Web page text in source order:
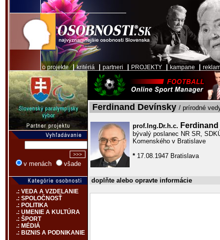
o projekte|kritériá partneri PROJEKTY kampane
v menách všade
.: VEDA A VZDELANIE
.: SPOLOČNOSŤ
.: POLITIKA
.: UMENIE A KULTÚRA
.: ŠPORT
.: MÉDIÁ
.: BIZNIS A PODNIKANIE
Ferdinand Devínsky / prírodné
prof.Ing.Dr.h.c.
bývalý poslanec NR SR,
Komenského v Bratislave
* 17.08.1947 Bratislava
doplňte alebo opravte informácie